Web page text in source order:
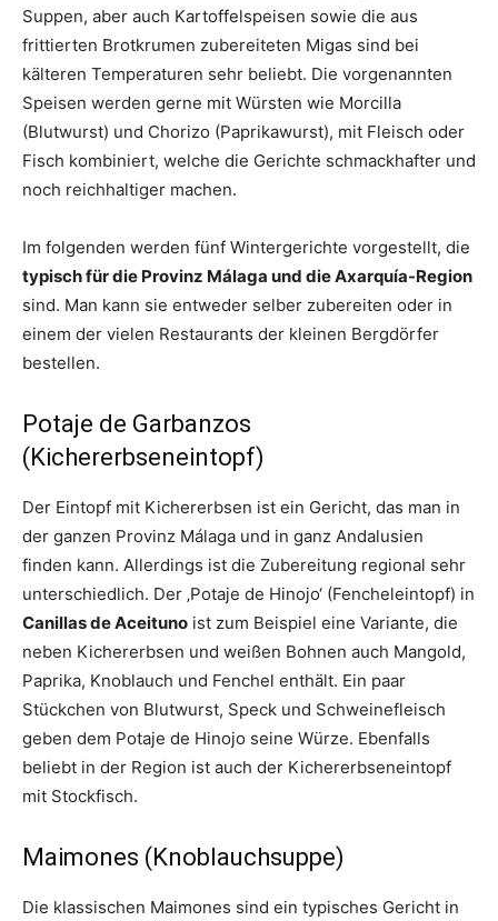
Suppen, aber auch Kartoffelspeisen sowie die aus
frittierten Brotkrumen zubereiteten Migas sind bei
kälteren Temperaturen sehr beliebt. Die vorgenannten
Speisen werden gerne mit Würsten wie Morcilla
(Blutwurst) und Chorizo (Paprikawurst), mit Fleisch oder
Fisch kombiniert, welche die Gerichte schmackhafter und
noch reichhaltiger machen.
Im folgenden werden fünf Wintergerichte vorgestellt, die
typisch für die Provinz Málaga und die Axarquía-Region
sind. Man kann sie entweder selber zubereiten oder in
einem der vielen Restaurants der kleinen Bergdörfer
bestellen.
Potaje de Garbanzos
(Kichererbseneintopf)
Der Eintopf mit Kichererbsen ist ein Gericht, das man in
der ganzen Provinz Málaga und in ganz Andalusien
finden kann. Allerdings ist die Zubereitung regional sehr
unterschiedlich. Der ‚Potaje de Hinojo‘ (Fencheleintopf) in
Canillas de Aceituno ist zum Beispiel eine Variante, die
neben Kichererbsen und weißen Bohnen auch Mangold,
Paprika, Knoblauch und Fenchel enthält. Ein paar
Stückchen von Blutwurst, Speck und Schweinefleisch
geben dem Potaje de Hinojo seine Würze. Ebenfalls
beliebt in der Region ist auch der Kichererbseneintopf
mit Stockfisch.
Maimones (Knoblauchsuppe)
Die klassischen Maimones sind ein typisches Gericht in